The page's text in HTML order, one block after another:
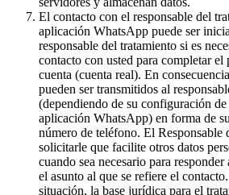
El contacto con el responsable del
aplicación WhatsApp puede ser
responsable del tratamiento si es
contacto con usted para completar el
cuenta (cuenta real). En
pueden ser transmitidos al
(dependiendo de su configuración
aplicación WhatsApp) en forma de
número de teléfono. El Responsable
solicitarle que facilite otros datos
cuando sea necesario para
el asunto al que se refiere el
situación, la base jurídica para el